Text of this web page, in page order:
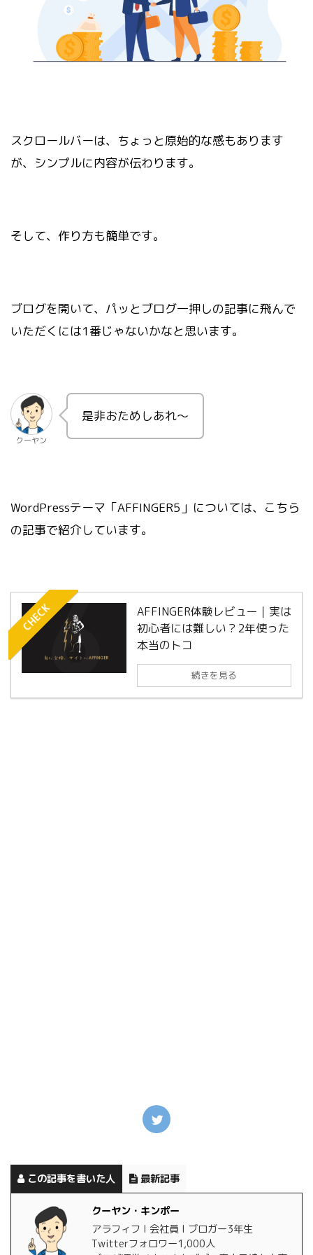
スクロールバーは、ちょっと原始的な感もあります
が、シンプルに内容が伝わります。
そして、作り方も簡単です。
ブログを開いて、パッとブログ一押しの記事に飛んで
いただくには1番じゃないかなと思います。
クーヤン
是非おためしあれ～
WordPressテーマ「AFFINGER5」については、こちら
の記事で紹介しています。
CHECK
AFFINGER体験レビュー｜実は
初心者には難しい？2年使った
本当のトコ
続きを見る
この記事を書いた人 最新記事
クーヤン・キンポー
アラフィフ l 会社員 l ブロガー3年生
Twitterフォロワー1,000人